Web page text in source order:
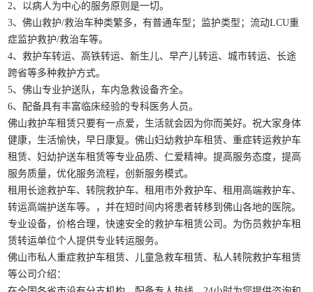
2、以病人为中心的服务原则是一切。
3、佛山救护/救治车种类繁多，有普通车型；监护类型；流动LCU重
症监护救护/救治车等。
4、救护车转运、高铁转运、新生儿、早产儿转运、城市转运、长途
跨省等多种救护方式。
5、佛山专业护送队，车内急救设备齐全。
6、配备具有丰富临床经验的专科医务人员。
佛山救护车租赁只要有一点爱，生活就会因为你而美好。祝大家身体
健康，生活愉快，早日康复。佛山妇幼救护车租赁、重症转运救护车
租赁、妇幼护送车租赁等专业品质、仁爱精神。提高服务态度，提高
服务质量，优化服务流程，创新服务模式。
租用长途救护车、转院救护车、租用市外救护车、租用高端救护车、
转运高端护送车等。，并在短时间内将患者转移到佛山各地的医院。
专业设备，价格合理，快速安全的救护车租赁公司。为伤员救护车租
赁转运单位个人提供专业转运服务。
佛山市私人重症救护车租赁、儿童急救车租赁、私人转院救护车租赁
等公司介绍：